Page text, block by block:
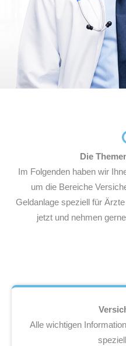
Die
Im Folgenden haben wir
um die Bereiche
Geldanlage speziell für
jetzt und nehmen
Alle wichtigen